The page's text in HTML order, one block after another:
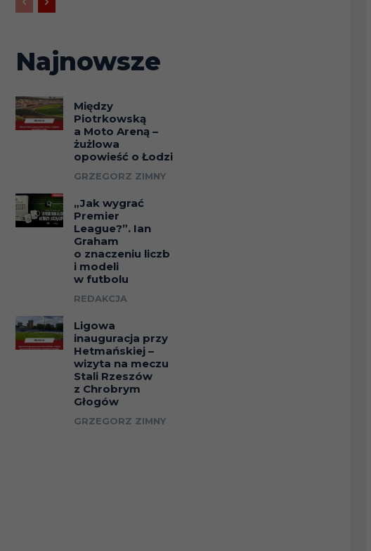
Najnowsze
Między
Piotrkowską
a Moto Areną –
żużlowa
opowieść o Łodzi
GRZEGORZ ZIMNY
„Jak wygrać
Premier
League?”. Ian
Graham
o znaczeniu liczb
i modeli
w futbolu
REDAKCJA
Ligowa
inauguracja przy
Hetmańskiej –
wizyta na meczu
Stali Rzeszów
z Chrobrym
Głogów
GRZEGORZ ZIMNY